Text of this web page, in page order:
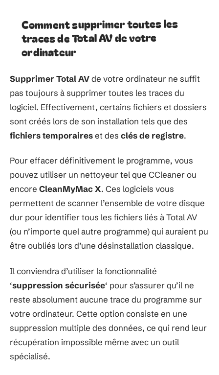
Comment supprimer toutes les
traces de Total AV de votre
ordinateur
Supprimer Total AVde votre ordinateur ne suffit
pas toujours à supprimer toutes les traces du
logiciel. Effectivement, certains fichiers et dossiers
sont créés lors de son installation tels que des
fichiers temporaireset des clés de registre.
Pour effacer définitivement le programme, vous
pouvez utiliser un nettoyeur tel que CCleaner ou
encore CleanMyMac X. Ces logiciels vous
permettent de scanner l’ensemble de votre disque
dur pour identifier tous les fichiers liés à Total AV
(ou n’importe quel autre programme) qui auraient pu
être oubliés lors d’une désinstallation classique.
Il conviendra d’utiliser la fonctionnalité
‘suppression sécurisée‘ pour s’assurer qu’il ne
reste absolument aucune trace du programme sur
votre ordinateur. Cette option consiste en une
suppression multiple des données, ce qui rend leur
récupération impossible même avec un outil
spécialisé.